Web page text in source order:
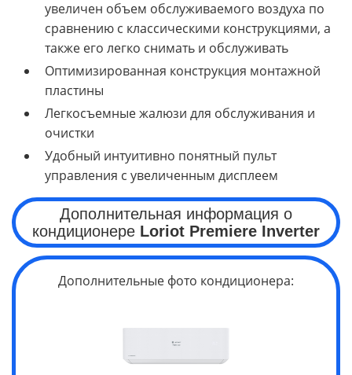
увеличен объем обслуживаемого воздуха по
сравнению с классическими конструкциями, а
также его легко снимать и обслуживать
Оптимизированная конструкция монтажной
пластины
Легкосъемные жалюзи для обслуживания и
очистки
Удобный интуитивно понятный пульт
управления с увеличенным дисплеем
Дополнительная информация о
кондиционере Loriot Premiere Inverter
Дополнительные фото кондиционера: